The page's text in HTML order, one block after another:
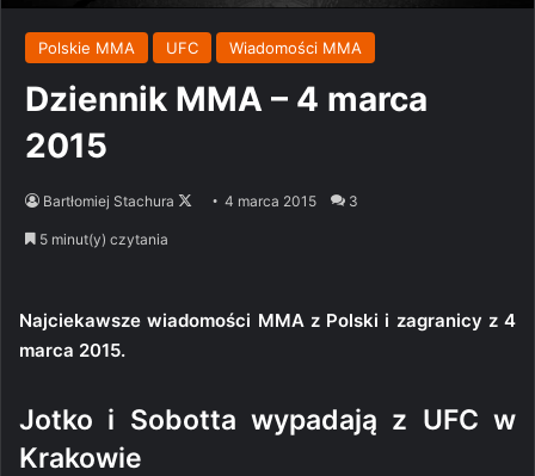
Polskie MMA UFC Wiadomości MMA
Dziennik MMA – 4 marca
2015
Bartłomiej Stachura
Follow4 marca 2015 3
5 minut(y) czytania
Najciekawsze wiadomości MMA z Polski i zagranicy z 4
marca 2015.
Jotko i Sobotta wypadają z UFC w
Krakowie